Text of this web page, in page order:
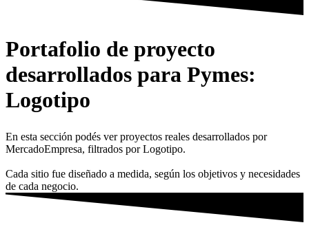
Portafolio de proyecto
desarrollados para Pymes:
Logotipo
En esta sección podés ver proyectos reales desarrollados por
MercadoEmpresa, filtrados por Logotipo.
Cada sitio fue diseñado a medida, según los objetivos y necesidades
de cada negocio.